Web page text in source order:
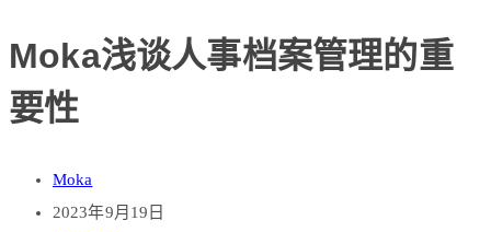
Moka浅谈人事档案管理的重
要性
Moka
2023年9月19日